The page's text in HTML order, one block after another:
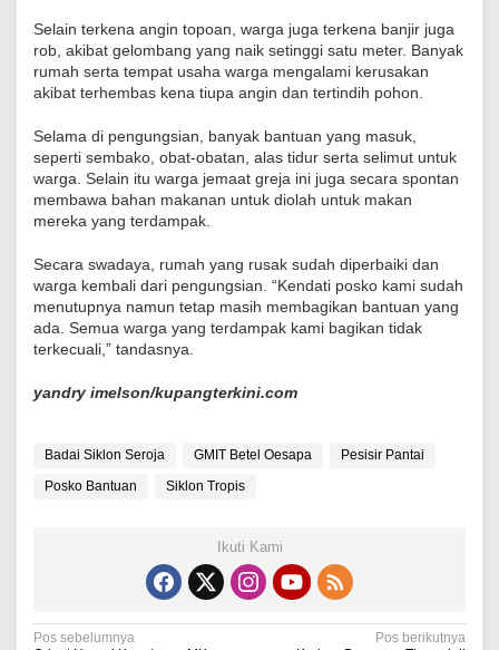
Selain terkena angin topoan, warga juga terkena banjir juga
rob, akibat gelombang yang naik setinggi satu meter. Banyak
rumah serta tempat usaha warga mengalami kerusakan
akibat terhembas kena tiupa angin dan tertindih pohon.
Selama di pengungsian, banyak bantuan yang masuk,
seperti sembako, obat-obatan, alas tidur serta selimut untuk
warga. Selain itu warga jemaat greja ini juga secara spontan
membawa bahan makanan untuk diolah untuk makan
mereka yang terdampak.
Secara swadaya, rumah yang rusak sudah diperbaiki dan
warga kembali dari pengungsian. “Kendati posko kami sudah
menutupnya namun tetap masih membagikan bantuan yang
ada. Semua warga yang terdampak kami bagikan tidak
terkecuali,” tandasnya.
yandry imelson/kupangterkini.com
Badai Siklon Seroja GMIT Betel Oesapa
Pesisir Pantai
Posko Bantuan
Siklon Tropis
Ikuti Kami
Pos sebelumnya
Pos berikutnya